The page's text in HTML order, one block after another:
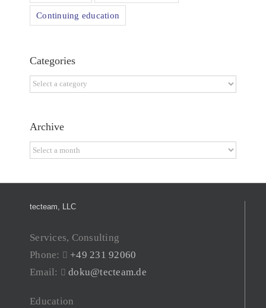
Continuing education
Categories
Categories
Archive
Archive
tecteam, LLC
Services, Consulting
Phone:
+49 231 92060
Email:
doku@tecteam.de
Education